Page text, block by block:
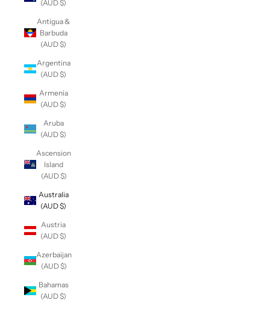
(AUD $)
Antigua &
Barbuda
(AUD $)
Argentina
(AUD $)
Armenia
(AUD $)
Aruba
(AUD $)
Ascension
Island
(AUD $)
Australia
(AUD $)
Austria
(AUD $)
Azerbaijan
(AUD $)
Bahamas
(AUD $)